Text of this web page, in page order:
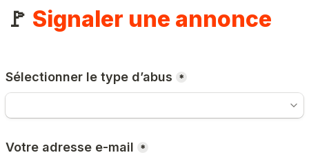
🚩 Signaler une annonce
Sélectionner le type d’abus *
Votre adresse e-mail *